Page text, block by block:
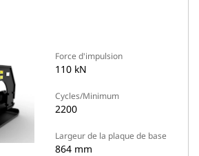
Force d'impulsion
110 kN
Cycles/Minimum
2200
Largeur de la plaque de base
864 mm